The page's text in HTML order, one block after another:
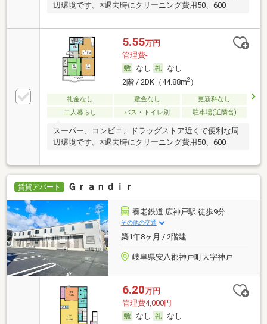
辺環境です。※退去時にクリーニング費用50、600
5.55万円
管理費-
なし
なし
2階 / 2DK（44.88m2）
礼金なし 敷金なし
更新料なし
二人暮らし
バス・トイレ別 駐車場(近隣含)
スーパー、コンビニ、ドラッグストア近くで便利な周
辺環境です。※退去時にクリーニング費用50、600
賃貸アパート Ｇｒａｎｄｉｒ
養老鉄道 広神戸駅 徒歩9分
その他の交通
築1年8ヶ月 / 2階建
岐阜県安八郡神戸町大字神戸
6.20万円
管理費4,000円
なし
なし